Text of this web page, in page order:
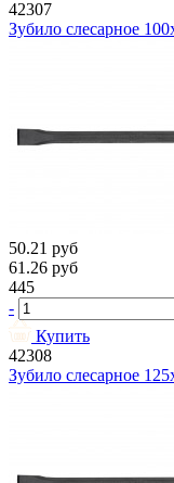
42307
Зубило слесарное
50.21 руб
61.26 руб
445
-
Купить
42308
Зубило слесарное